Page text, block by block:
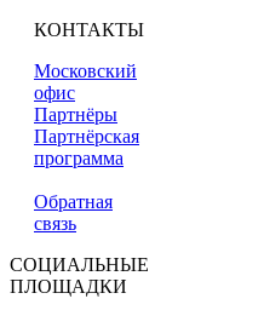
КОНТАКТЫ
Московский
офис
Партнёры
Партнёрская
программа
Обратная
связь
СОЦИАЛЬНЫЕ
ПЛОЩАДКИ